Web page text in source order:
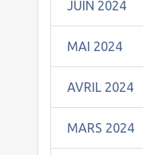
JUIN 2024
MAI 2024
AVRIL 2024
MARS 2024